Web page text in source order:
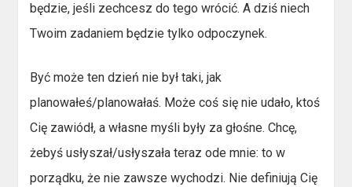
będzie, jeśli zechcesz do tego wrócić. A dziś niech
Twoim zadaniem będzie tylko odpoczynek.
Być może ten dzień nie był taki, jak
planowałeś/planowałaś. Może coś się nie udało, ktoś
Cię zawiódł, a własne myśli były za głośne. Chcę,
żebyś usłyszał/usłyszała teraz ode mnie: to w
porządku, że nie zawsze wychodzi. Nie definiują Cię